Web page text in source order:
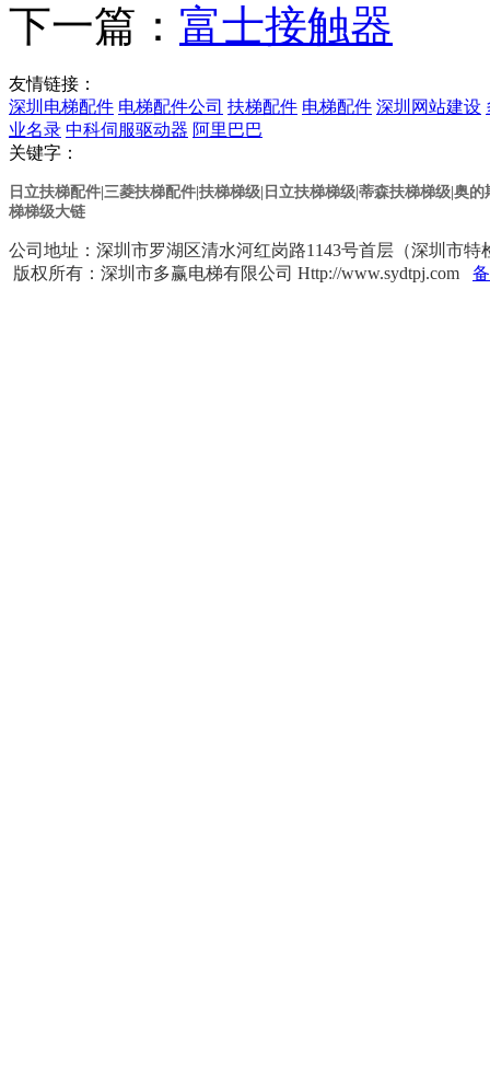
下一篇： 富士接触器
友情链接：
深圳电梯配件 电梯配件公司 扶梯配件 电梯配件 深圳网站建设
业名录 中科伺服驱动器 阿里巴巴
关键字：
日立扶梯配件|三菱扶梯配件|扶梯梯级|日立扶梯梯级 |蒂森扶梯梯级 |奥
梯梯级大链
公司地址：深圳市罗湖区清水河红岗路1143号首层（深圳市
版权所有：深圳市多赢电梯有限公司 Http://www.sydtpj.com